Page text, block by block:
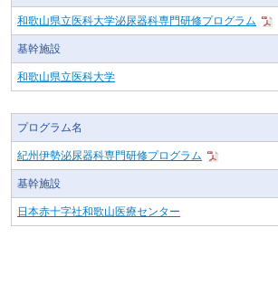
和歌山県立医科大学泌尿器科専門研修プログラム
基幹施設
和歌山県立医科大学
プログラム名
紀州伊勢泌尿器科専門研修プログラム
基幹施設
日本赤十字社和歌山医療センター